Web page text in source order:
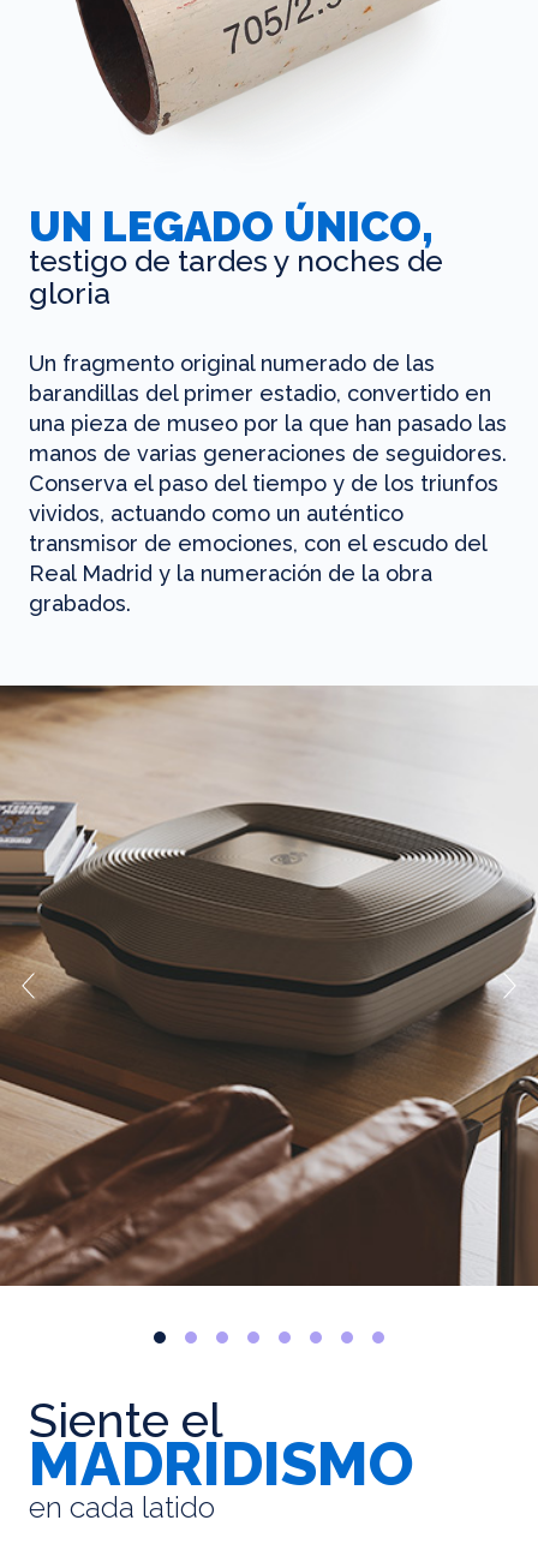
UN LEGADO ÚNICO,
testigo de tardes y noches de
gloria
Un fragmento original numerado de las
barandillas del primer estadio, convertido en
una pieza de museo por la que han pasado las
manos de varias generaciones de seguidores.
Conserva el paso del tiempo y de los triunfos
vividos, actuando como un auténtico
transmisor de emociones, con el escudo del
Real Madrid y la numeración de la obra
grabados.
Siente el
MADRIDISMO
en cada latido